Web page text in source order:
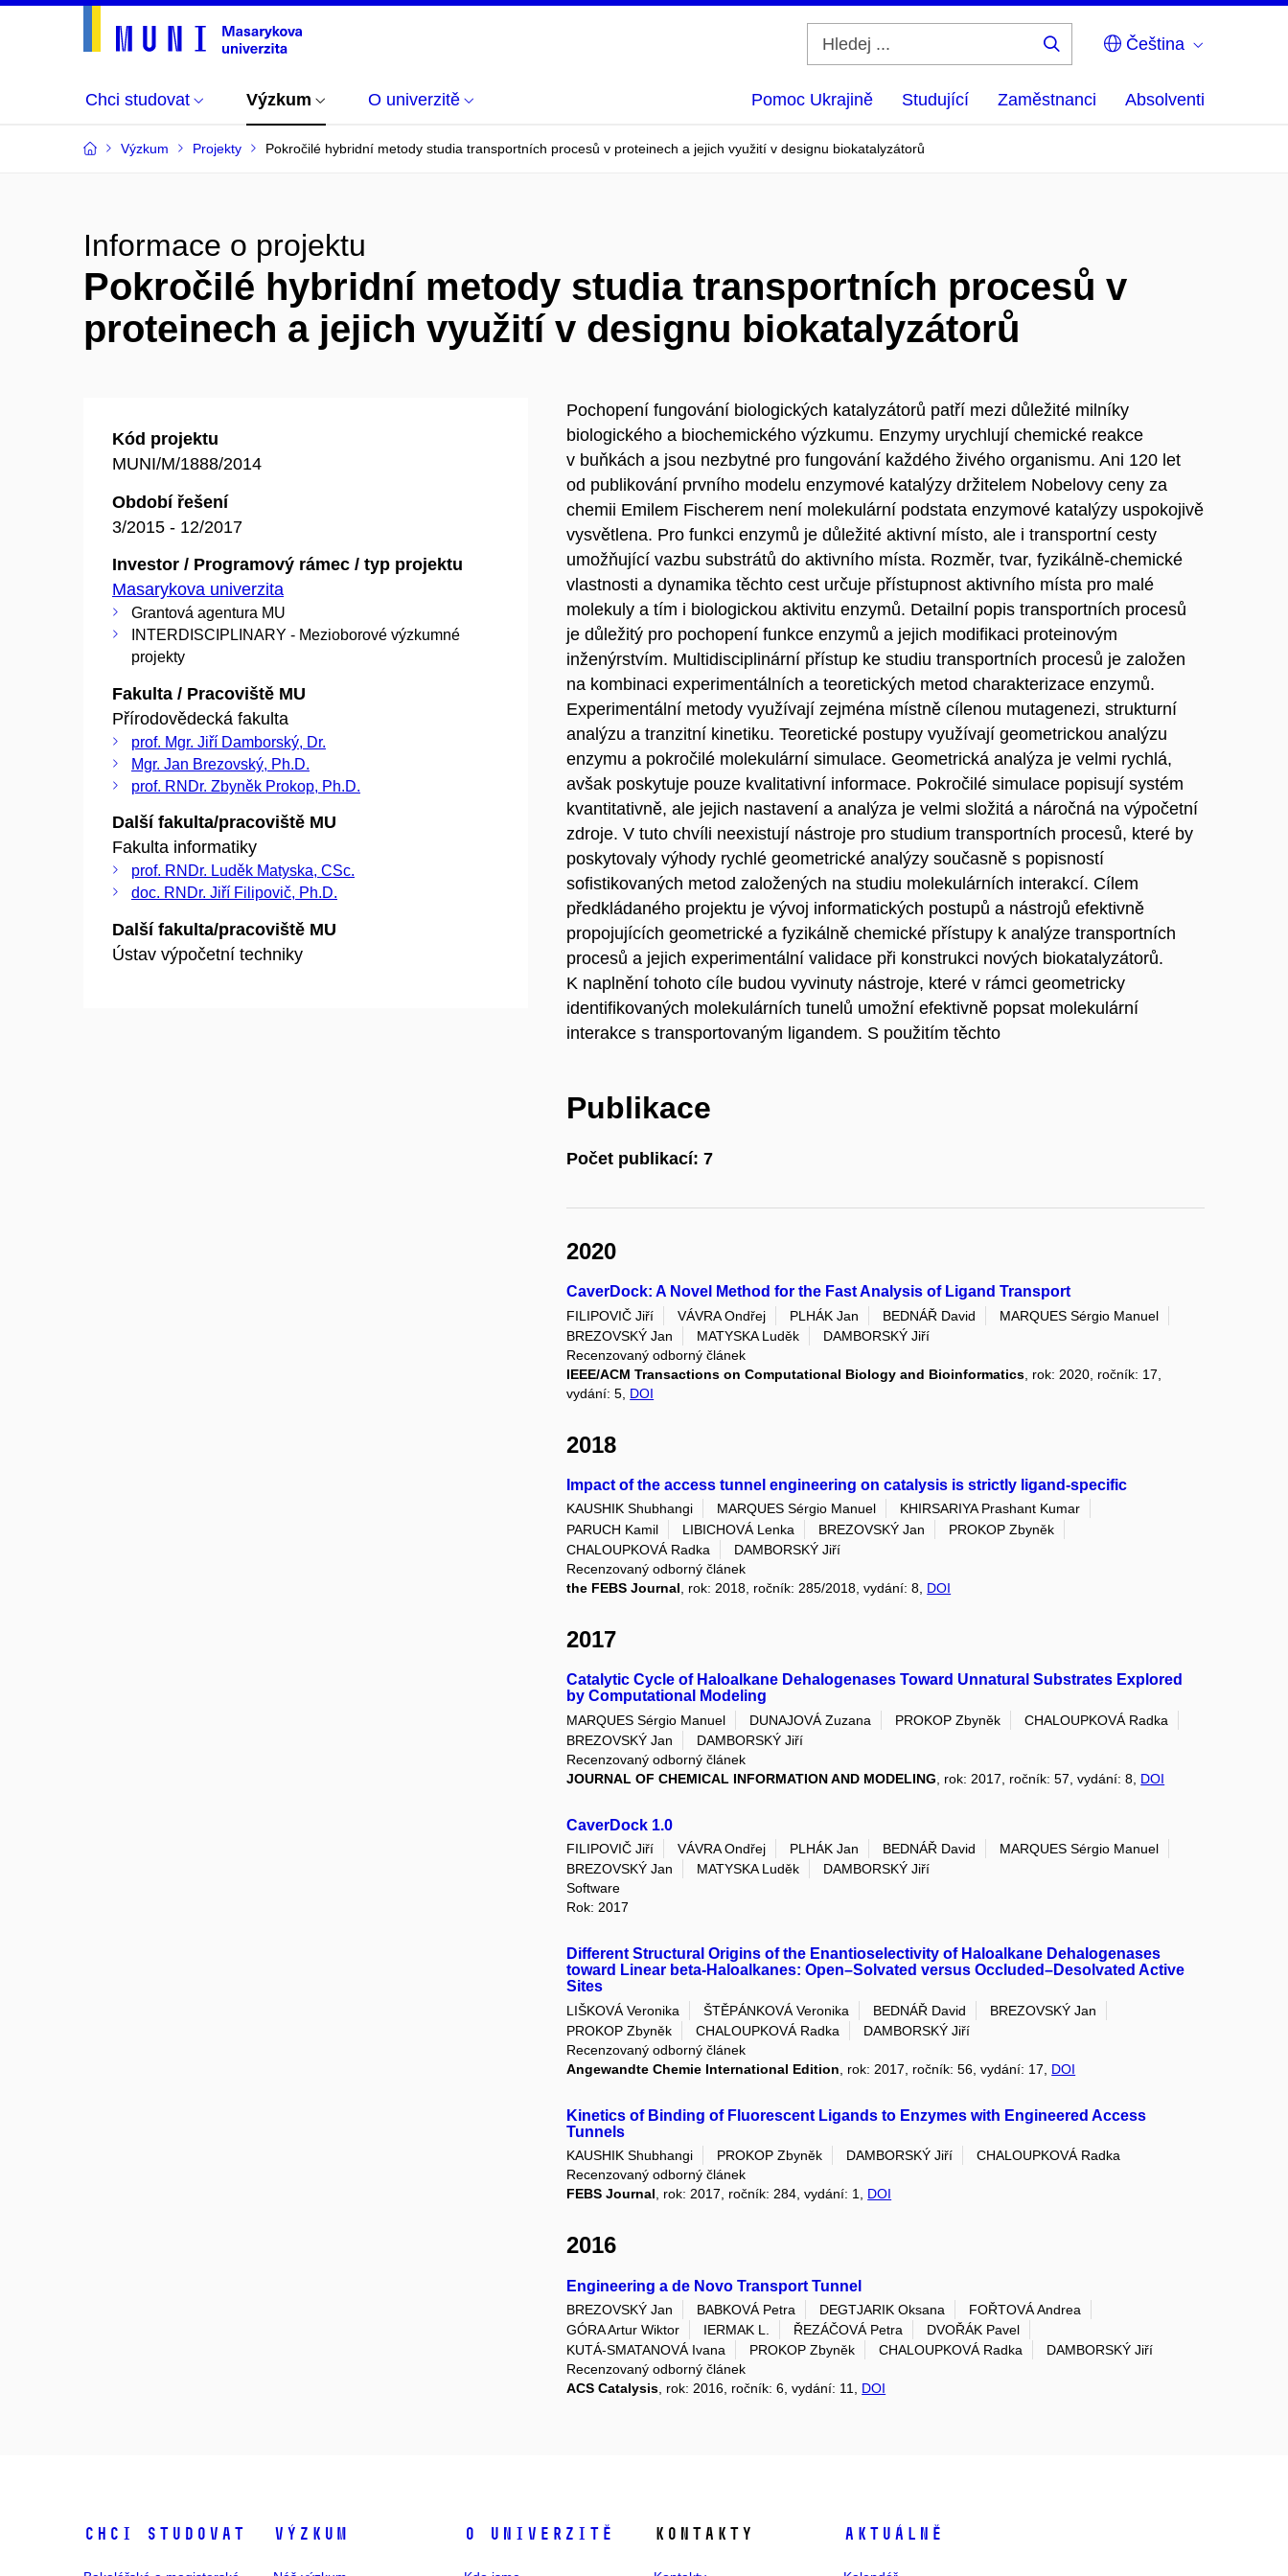
Čeština
Chci studovat Výzkum O univerzitě Pomoc Ukrajině Studující Zaměstnanci Absolventi
Výzkum Projekty Pokročilé hybridní metody studia transportních procesů v proteinech a jejich využití v designu biokatalyzátorů
Informace o projektu
Pokročilé hybridní metody studia transportních procesů v
proteinech a jejich využití v designu biokatalyzátorů
Kód projektu
MUNI/M/1888/2014
Období řešení
3/2015 - 12/2017
Investor / Programový rámec / typ projektu
Masarykova univerzita
Grantová agentura MU
INTERDISCIPLINARY - Mezioborové výzkumné
projekty
Fakulta / Pracoviště MU
Přírodovědecká fakulta
prof. Mgr. Jiří Damborský, Dr.
Mgr. Jan Brezovský, Ph.D.
prof. RNDr. Zbyněk Prokop, Ph.D.
Další fakulta/pracoviště MU
Fakulta informatiky
prof. RNDr. Luděk Matyska, CSc.
doc. RNDr. Jiří Filipovič, Ph.D.
Další fakulta/pracoviště MU
Ústav výpočetní techniky
Pochopení fungování biologických katalyzátorů patří mezi důležité milníky
biologického a biochemického výzkumu. Enzymy urychlují chemické reakce
v buňkách a jsou nezbytné pro fungování každého živého organismu. Ani 120 let
od publikování prvního modelu enzymové katalýzy držitelem Nobelovy ceny za
chemii Emilem Fischerem není molekulární podstata enzymové katalýzy uspokojivě
vysvětlena. Pro funkci enzymů je důležité aktivní místo, ale i transportní cesty
umožňující vazbu substrátů do aktivního místa. Rozměr, tvar, fyzikálně-chemické
vlastnosti a dynamika těchto cest určuje přístupnost aktivního místa pro malé
molekuly a tím i biologickou aktivitu enzymů. Detailní popis transportních procesů
je důležitý pro pochopení funkce enzymů a jejich modifikaci proteinovým
inženýrstvím. Multidisciplinární přístup ke studiu transportních procesů je založen
na kombinaci experimentálních a teoretických metod charakterizace enzymů.
Experimentální metody využívají zejména místně cílenou mutagenezi, strukturní
analýzu a tranzitní kinetiku. Teoretické postupy využívají geometrickou analýzu
enzymu a pokročilé molekulární simulace. Geometrická analýza je velmi rychlá,
avšak poskytuje pouze kvalitativní informace. Pokročilé simulace popisují systém
kvantitativně, ale jejich nastavení a analýza je velmi složitá a náročná na výpočetní
zdroje. V tuto chvíli neexistují nástroje pro studium transportních procesů, které by
poskytovaly výhody rychlé geometrické analýzy současně s popisností
sofistikovaných metod založených na studiu molekulárních interakcí. Cílem
předkládaného projektu je vývoj informatických postupů a nástrojů efektivně
propojujících geometrické a fyzikálně chemické přístupy k analýze transportních
procesů a jejich experimentální validace při konstrukci nových biokatalyzátorů.
K naplnění tohoto cíle budou vyvinuty nástroje, které v rámci geometricky
identifikovaných molekulárních tunelů umožní efektivně popsat molekulární
interakce s transportovaným ligandem. S použitím těchto
Publikace
Počet publikací: 7
2020
CaverDock: A Novel Method for the Fast Analysis of Ligand Transport
FILIPOVIČ Jiří VÁVRA Ondřej PLHÁK Jan BEDNÁŘ David
MARQUES Sérgio Manuel
BREZOVSKÝ Jan
MATYSKA Luděk
DAMBORSKÝ Jiří
Recenzovaný odborný článek
IEEE/ACM Transactions on Computational Biology and Bioinformatics , rok: 2020, ročník: 17,
vydání: 5, DOI
2018
Impact of the access tunnel engineering on catalysis is strictly ligand-specific
KAUSHIK Shubhangi MARQUES Sérgio Manuel
KHIRSARIYA Prashant Kumar
PARUCH Kamil
LIBICHOVÁ Lenka BREZOVSKÝ Jan
PROKOP Zbyněk
CHALOUPKOVÁ Radka
DAMBORSKÝ Jiří
Recenzovaný odborný článek
the FEBS Journal , rok: 2018, ročník: 285/2018, vydání: 8, DOI
2017
Catalytic Cycle of Haloalkane Dehalogenases Toward Unnatural Substrates Explored
by Computational Modeling
MARQUES Sérgio Manuel DUNAJOVÁ Zuzana PROKOP Zbyněk
CHALOUPKOVÁ Radka
BREZOVSKÝ Jan
DAMBORSKÝ Jiří
Recenzovaný odborný článek
JOURNAL OF CHEMICAL INFORMATION AND MODELING , rok: 2017, ročník: 57, vydání: 8, DOI
CaverDock 1.0
FILIPOVIČ Jiří VÁVRA Ondřej PLHÁK Jan BEDNÁŘ David
MARQUES Sérgio Manuel
BREZOVSKÝ Jan
MATYSKA Luděk
DAMBORSKÝ Jiří
Software
Rok: 2017
Different Structural Origins of the Enantioselectivity of Haloalkane Dehalogenases
toward Linear beta-Haloalkanes: Open–Solvated versus Occluded–Desolvated Active
Sites
LIŠKOVÁ Veronika ŠTĚPÁNKOVÁ Veronika BEDNÁŘ David
BREZOVSKÝ Jan
PROKOP Zbyněk
CHALOUPKOVÁ Radka
DAMBORSKÝ Jiří
Recenzovaný odborný článek
Angewandte Chemie International Edition , rok: 2017, ročník: 56, vydání: 17, DOI
Kinetics of Binding of Fluorescent Ligands to Enzymes with Engineered Access
Tunnels
KAUSHIK Shubhangi PROKOP Zbyněk DAMBORSKÝ Jiří
CHALOUPKOVÁ Radka
Recenzovaný odborný článek
FEBS Journal, rok: 2017, ročník: 284, vydání: 1, DOI
2016
Engineering a de Novo Transport Tunnel
BREZOVSKÝ Jan BABKOVÁ Petra DEGTJARIK Oksana
FOŘTOVÁ Andrea
GÓRA Artur Wiktor
IERMAK L. ŘEZÁČOVÁ Petra
DVOŘÁK Pavel
KUTÁ-SMATANOVÁ Ivana
PROKOP Zbyněk CHALOUPKOVÁ Radka
DAMBORSKÝ Jiří
Recenzovaný odborný článek
ACS Catalysis, rok: 2016, ročník: 6, vydání: 11, DOI
Chci studovat Výzkum O univerzitě Kontakty Aktuálně